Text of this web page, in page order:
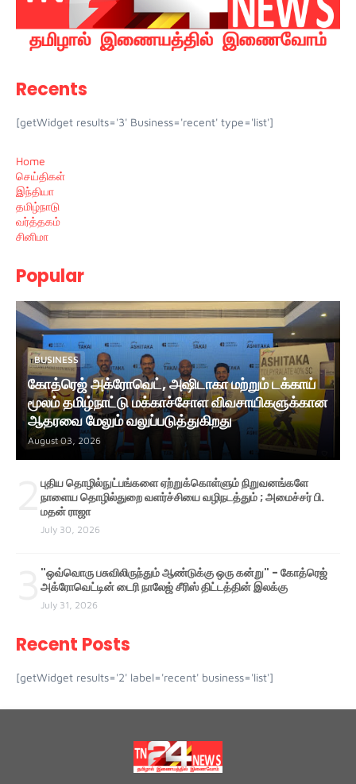
Recents
[getWidget results='3' Business='recent' type='list']
Home
செய்திகள்
இந்தியா
தமிழ்நாடு
வர்த்தகம்
சினிமா
Popular
BUSINESS
கோத்ரெஜ் அக்ரோவெட், அஷிடாகா மற்றும் டக்காய்
மூலம் தமிழ்நாட்டு மக்காச்சோள விவசாயிகளுக்கான
ஆதரவை மேலும் வலுப்படுத்துகிறது
August 03, 2026
புதிய தொழில்நுட்பங்களை ஏற்றுக்கொள்ளும் நிறுவனங்களே
நாளைய தொழில்துறை வளர்ச்சியை வழிநடத்தும் ; அமைச்சர் பி.
மதன் ராஜா
July 30, 2026
"ஒவ்வொரு பசுவிலிருந்தும் ஆண்டுக்கு ஒரு கன்று" - கோத்ரெஜ்
அக்ரோவெட்டின் டைரி நாலேஜ் சீரிஸ் திட்டத்தின் இலக்கு
July 31, 2026
Recent Posts
[getWidget results='2' label='recent' business='list']